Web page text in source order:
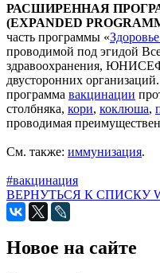
РАСШИРЕННАЯ
(EXPANDED
часть программы «
проводимой под эгидой
здравоохранения,
двусторонних
программа вакцинации
столбняка, кори, коклюша,
проводимая
См. также: иммунизация.
#вакцинация
ВЕРНУТЬСЯ К СПИСКУ
Новое на сайте